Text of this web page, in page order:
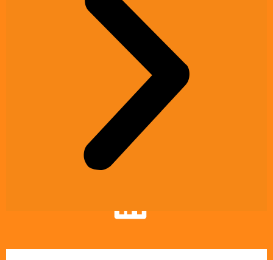
Kontakt
Talentik GmbH
Kesselhaus, Salzufer 15/16
10587 Berlin
info@ai-grid.org
Karriere
Social Media